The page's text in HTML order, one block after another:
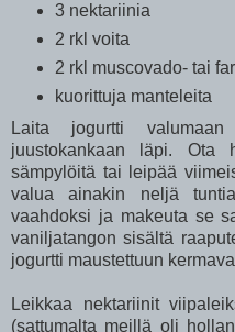
3 nektariinia
2 rkl voita
2 rkl muscovado- tai
kuorittuja manteleita
Laita jogurtti
juustokankaan läpi.
sämpylöitä tai leipää
valua ainakin neljä
vaahdoksi ja makeuta se
vaniljatangon sisältä
jogurtti maustettuun
Leikkaa nektariinit
(sattumalta meillä oli